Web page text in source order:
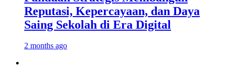
Reputasi, Kepercayaan, dan Daya
Saing Sekolah di Era Digital
2 months ago